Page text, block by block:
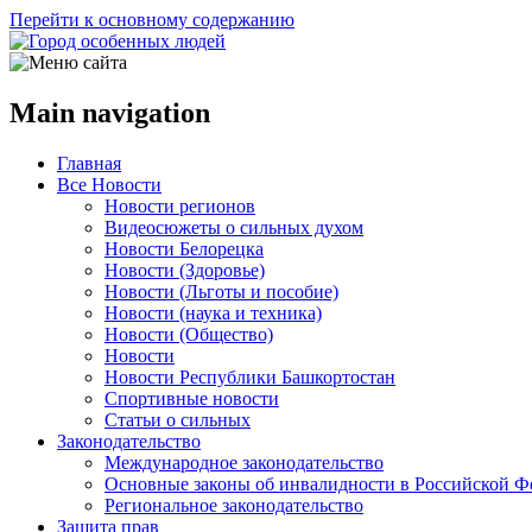
Перейти к основному содержанию
Main navigation
Главная
Все Новости
Новости регионов
Видеосюжеты о сильных духом
Новости Белорецка
Новости (Здоровье)
Новости (Льготы и пособие)
Новости (наука и техника)
Новости (Общество)
Новости
Новости Республики Башкортостан
Спортивные новости
Статьи о сильных
Законодательство
Международное законодательство
Основные законы об инвалидности в Российской
Региональное законодательство
Защита прав